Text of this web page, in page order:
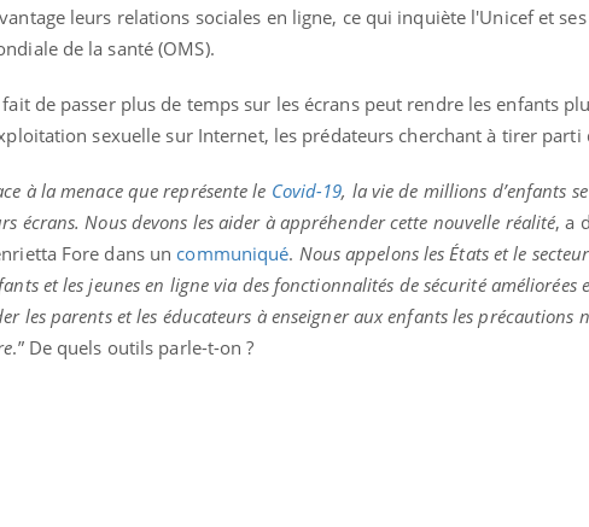
leurs relations sociales en ligne, ce qui inquiète l'Unicef et
de la santé (OMS).
fait de passer plus de temps sur les écrans peut rendre les enfants
sexuelle sur Internet, les prédateurs cherchant à tirer
à la menace que représente le Covid-19, la vie de millions d’enfants
écrans. Nous devons les aider à appréhender cette nouvelle réalité, a
Fore dans un communiqué. Nous appelons les États et le
et les jeunes en ligne via des fonctionnalités de sécurité
les parents et les éducateurs à enseigner aux enfants les
.” De quels outils parle-t-on ?